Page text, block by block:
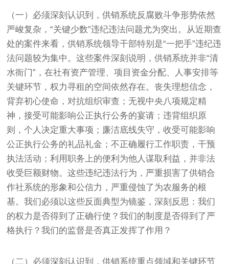
（一）必须深刻认识到，供销系统反腐败斗争形势依然
严峻复杂，“关键少数”违纪违法问题尤为突出。从近期查
处的案件来看，供销系统领导干部特别是“一把手”违纪违
法问题较为集中。这些案件深刻说明，供销系统并非“清
水衙门”，在社有资产管理、项目资金分配、人事安排等
关键环节，权力寻租的空间依然存在。丧失理想信念，
背弃初心使命，对抗组织审查；无视中央八项规定精
神，接受可能影响公正执行公务的宴请；违背组织原
则，个人决定重大事项；廉洁底线失守，收受可能影响
公正执行公务的礼品礼金；不正确履行工作职责，干预
执法活动；利用职务上的便利为他人谋取利益，并非法
收受巨额财物。这些违纪违法行为，严重损害了供销合
作社系统的形象和公信力，严重侵蚀了为农服务的根
基。我们必须以这些反面典型为镜鉴，深刻反思：我们
的权力是否得到了正确行使？我们的制度是否得到了严
格执行？我们的监督是否真正发挥了作用？
（二）必须深刻认识到，供销系统重点领域和关键环节